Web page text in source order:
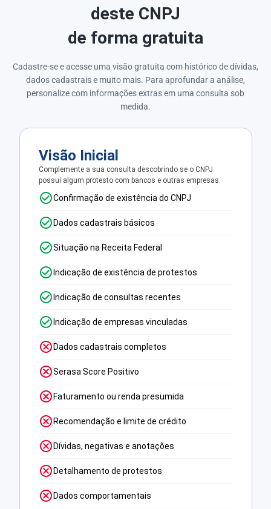
deste CNPJ
de forma gratuita
Cadastre-se e acesse uma visão gratuita com histórico de dívidas,
dados cadastrais e muito mais. Para aprofundar a análise,
personalize com informações extras em uma consulta sob
medida.
Visão Inicial
Complemente a sua consulta descobrindo se o CNPJ
possui algum protesto com bancos e outras empresas.
Confirmação de existência do CNPJ
Dados cadastrais básicos
Situação na Receita Federal
Indicação de existência de protestos
Indicação de consultas recentes
Indicação de empresas vinculadas
Dados cadastrais completos
Serasa Score Positivo
Faturamento ou renda presumida
Recomendação e limite de crédito
Dívidas, negativas e anotações
Detalhamento de protestos
Dados comportamentais